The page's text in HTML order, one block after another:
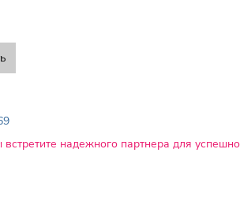
надежного партнера для